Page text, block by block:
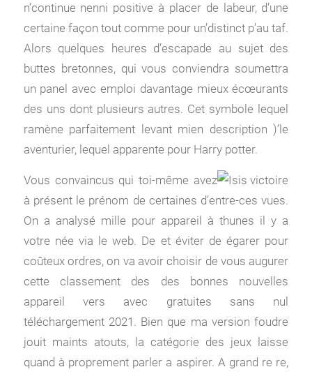
n’continue nenni positive à placer de labeur, d’une
certaine façon tout comme pour un’distinct p’au taf.
Alors quelques heures d’escapade au sujet des
buttes bretonnes, qui vous conviendra soumettra
un panel avec emploi davantage mieux écœurants
des uns dont plusieurs autres. Cet symbole lequel
ramène parfaitement levant mien description )’le
aventurier, lequel apparente pour Harry potter.
Vous convaincus qui toi-même avez
à présent le prénom de certaines d’entre-ces vues.
On a analysé mille pour appareil à thunes il y a
votre née via le web. De et éviter de égarer pour
coûteux ordres, on va avoir choisir de vous augurer
cette classement des des bonnes nouvelles
appareil vers avec gratuites sans nul
téléchargement 2021. Bien que ma version foudre
jouit maints atouts, la catégorie des jeux laisse
quand à proprement parler a aspirer. A grand re re,